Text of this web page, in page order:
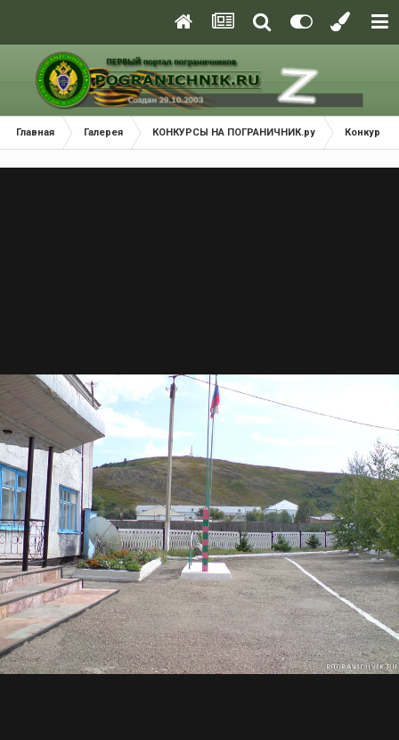
Главная Галерея КОНКУРСЫ НА ПОГРАНИЧНИК.ру Конкурс -